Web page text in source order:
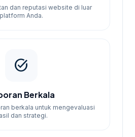
dan reputasi website di luar
platform Anda.
task_alt
Berkala
berkala untuk mengevaluasi
dan strategi.